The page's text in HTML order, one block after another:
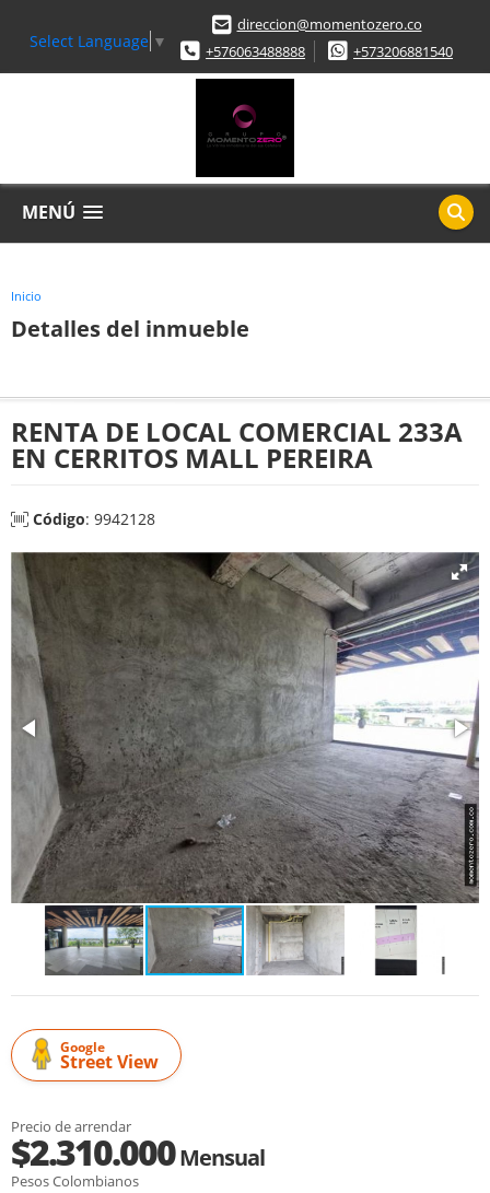
Select Language ▼
direccion@momentozero.co
+576063488888
+573206881540
MENÚ
Inicio
Detalles del inmueble
RENTA DE LOCAL COMERCIAL 233A
EN CERRITOS MALL PEREIRA
Código: 9942128
Google
Street View
Precio de arrendar
$2.310.000Mensual
Pesos Colombianos